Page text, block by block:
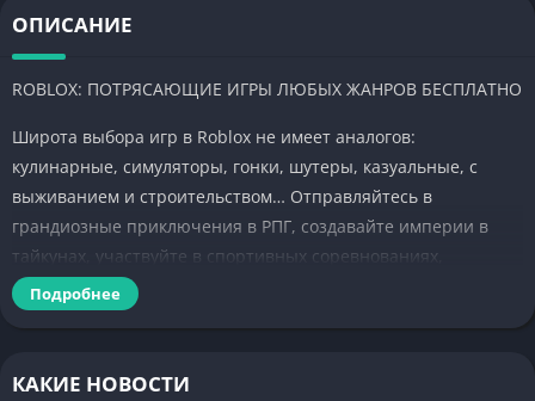
ОПИСАНИЕ
ROBLOX: ПОТРЯСАЮЩИЕ ИГРЫ ЛЮБЫХ ЖАНРОВ БЕСПЛАТНО
Широта выбора игр в Roblox не имеет аналогов:
кулинарные, симуляторы, гонки, шутеры, казуальные, с
выживанием и строительством… Отправляйтесь в
грандиозные приключения в РПГ, создавайте империи в
тайкунах, участвуйте в спортивных соревнованиях,
погружайтесь в фантазийные миры ужастиков и аниме,
наслаждайтесь многопользовательскими играми в компании
Каждый день в Roblox появляются новые игры от
Подробнее
КАКИЕ НОВОСТИ